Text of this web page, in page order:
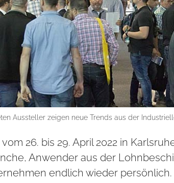
Aussteller zeigen neue Trends aus der
26. bis 29. April 2022 in
Anwender aus der
endlich wieder